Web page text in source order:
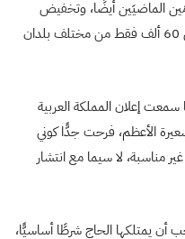
الماضيَين أيضًا، وتخفيض
أعداد الحجّاج من مليونَين ونصف حاجّ إلى 60 ألف فقط من مختلف بلدان
إعلان المملكة العربية
الأعظم، فرحت جدًّا كوني
مناسبة، لا سيما مع انتشار
يمتلكها الحاج شرطًا أساسيًّا،